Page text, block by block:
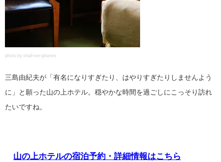
photo by shall-we-gitanes
三島由紀夫が「有名になりすぎたり、はやりすぎたりしませんよう
に」と願った山の上ホテル。穏やかな時間を過ごしにこっそり訪れ
たいですね。
山の上ホテルの宿泊予約・詳細情報はこちら